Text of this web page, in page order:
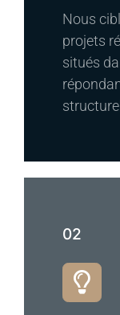
Nous
projets
situés
02